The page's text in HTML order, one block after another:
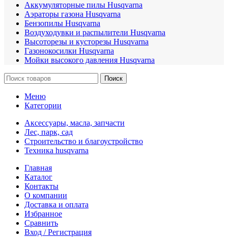
Аккумуляторные пилы Husqvarna
Аэраторы газона Husqvarna
Бензопилы Husqvarna
Воздуходувки и распылители Husqvarna
Высоторезы и кусторезы Husqvarna
Газонокосилки Husqvarna
Мойки высокого давления Husqvarna
Поиск
Меню
Категории
Аксессуары, масла, запчасти
Лес, парк, сад
Строительство и благоустройство
Техника husqvarna
Главная
Каталог
Контакты
О компании
Доставка и оплата
Избранное
Сравнить
Вход / Регистрация